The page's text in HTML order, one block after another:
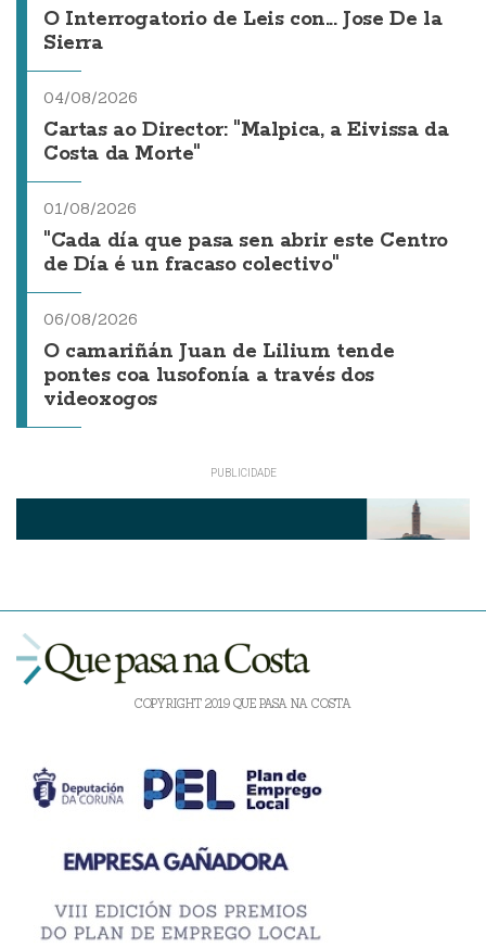
O Interrogatorio de Leis con... Jose De la
Sierra
04/08/2026
Cartas ao Director: "Malpica, a Eivissa da
Costa da Morte"
01/08/2026
"Cada día que pasa sen abrir este Centro
de Día é un fracaso colectivo"
06/08/2026
O camariñán Juan de Lilium tende
pontes coa lusofonía a través dos
videoxogos
COPYRIGHT 2019 QUE PASA NA COSTA